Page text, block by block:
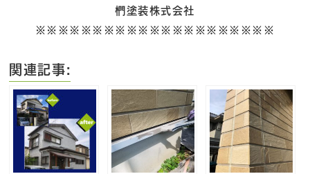
椚塗装株式会社
※※※※※※※※※※※※※※※※※※※※※
関連記事: